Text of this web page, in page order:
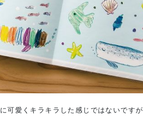
可愛くキラキラした感じではないですが